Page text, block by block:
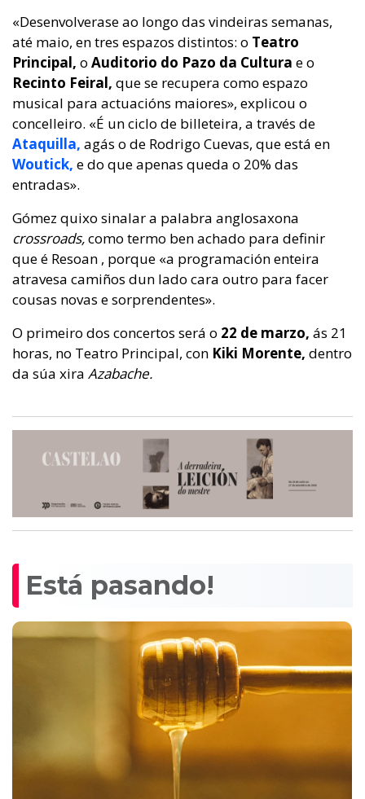
«Desenvolverase ao longo das vindeiras semanas,
até maio, en tres espazos distintos: o Teatro
Principal, o Auditorio do Pazo da Cultura e o
Recinto Feiral, que se recupera como espazo
musical para actuacións maiores», explicou o
concelleiro. «É un ciclo de billeteira, a través de
Ataquilla, agás o de Rodrigo Cuevas, que está en
Woutick, e do que apenas queda o 20% das
entradas».
Gómez quixo sinalar a palabra anglosaxona
crossroads,como termo ben achado para definir
que é Resoan , porque «a programación enteira
atravesa camiños dun lado cara outro para facer
cousas novas e sorprendentes».
O primeiro dos concertos será o 22 de marzo, ás 21
horas, no Teatro Principal, con Kiki Morente, dentro
da súa xira Azabache.
Está pasando!